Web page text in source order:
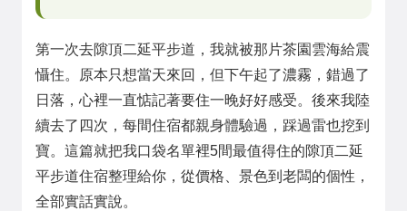
第一次去隙頂二延平步道，我就被那片茶園雲海給震
懾住。原本只想當天來回，但下午起了濃霧，錯過了
日落，心裡一直惦記著要住一晚好好感受。後來我陸
續去了四次，每間住宿都親身體驗過，踩過雷也挖到
寶。這篇就把我口袋名單裡5間最值得住的隙頂二延
平步道住宿整理給你，從價格、景色到老闆的個性，
全部實話實說。